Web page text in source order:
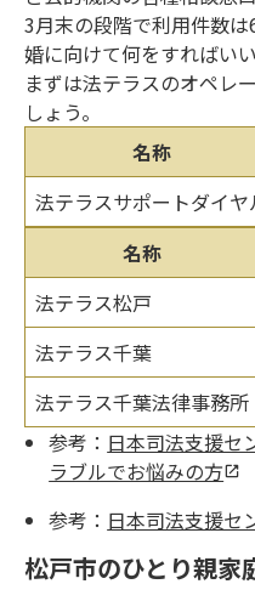
3月末の段階で利用件数
婚に向けて何をすればい
まずは法テラスのオペレ
しょう。
名称
法テラスサポートダイヤ
名称
法テラス松戸
法テラス千葉
法テラス千葉法律事務所
参考： 日本司法支援
ラブルでお悩みの方
参考： 日本司法支援セ
松戸市のひとり親家